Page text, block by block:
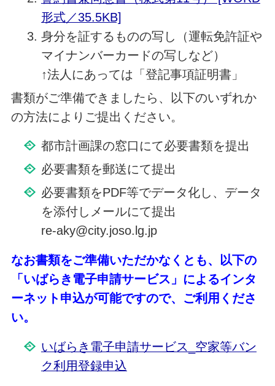
形式／35.5KB]
身分を証するものの写し（運転免許証や
マイナンバーカードの写しなど）
↑法人にあっては「登記事項証明書」
書類がご準備できましたら、以下のいずれか
の方法によりご提出ください。
都市計画課の窓口にて必要書類を提出
必要書類を郵送にて提出
必要書類をPDF等でデータ化し、データ
を添付しメールにて提出
re-aky@city.joso.lg.jp
なお書類をご準備いただかなくとも、以下の
「いばらき電子申請サービス」によるインタ
ーネット申込が可能ですので、ご利用くださ
い。
いばらき電子申請サービス_空家等バン
ク利用登録申込